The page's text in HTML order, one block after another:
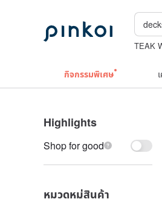
TEAK
กิจกรรมพิเศษ
Highlights
Shop for good
หมวดหมู่สินค้า